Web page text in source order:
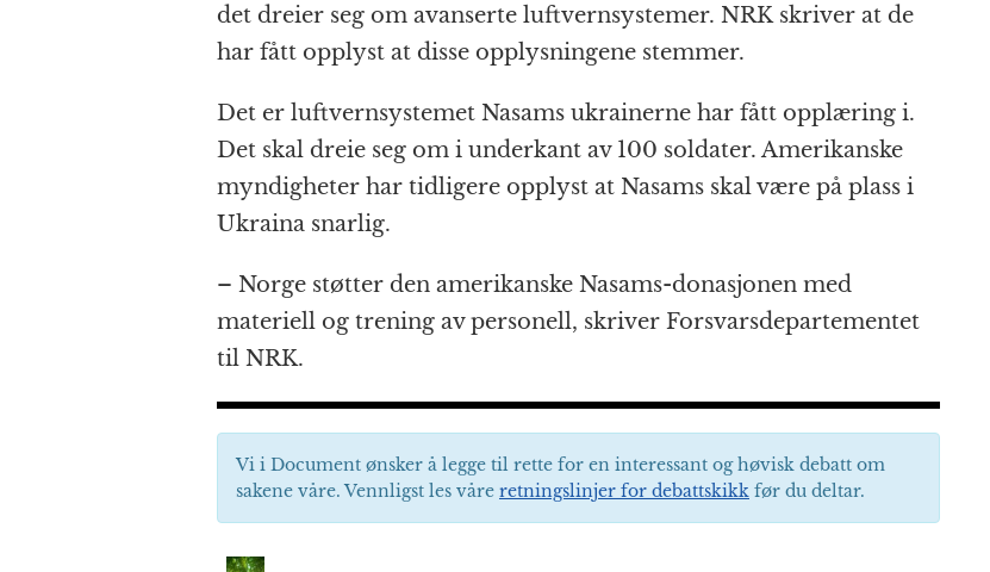
det dreier seg om avanserte luftvernsystemer. NRK skriver at de
har fått opplyst at disse opplysningene stemmer.
Det er luftvernsystemet Nasams ukrainerne har fått opplæring i.
Det skal dreie seg om i underkant av 100 soldater. Amerikanske
myndigheter har tidligere opplyst at Nasams skal være på plass i
Ukraina snarlig.
– Norge støtter den amerikanske Nasams-donasjonen med
materiell og trening av personell, skriver Forsvarsdepartementet
til NRK.
Vi i Document ønsker å legge til rette for en interessant og høvisk debatt om
sakene våre. Vennligst les våre retningslinjer for debattskikk før du deltar.